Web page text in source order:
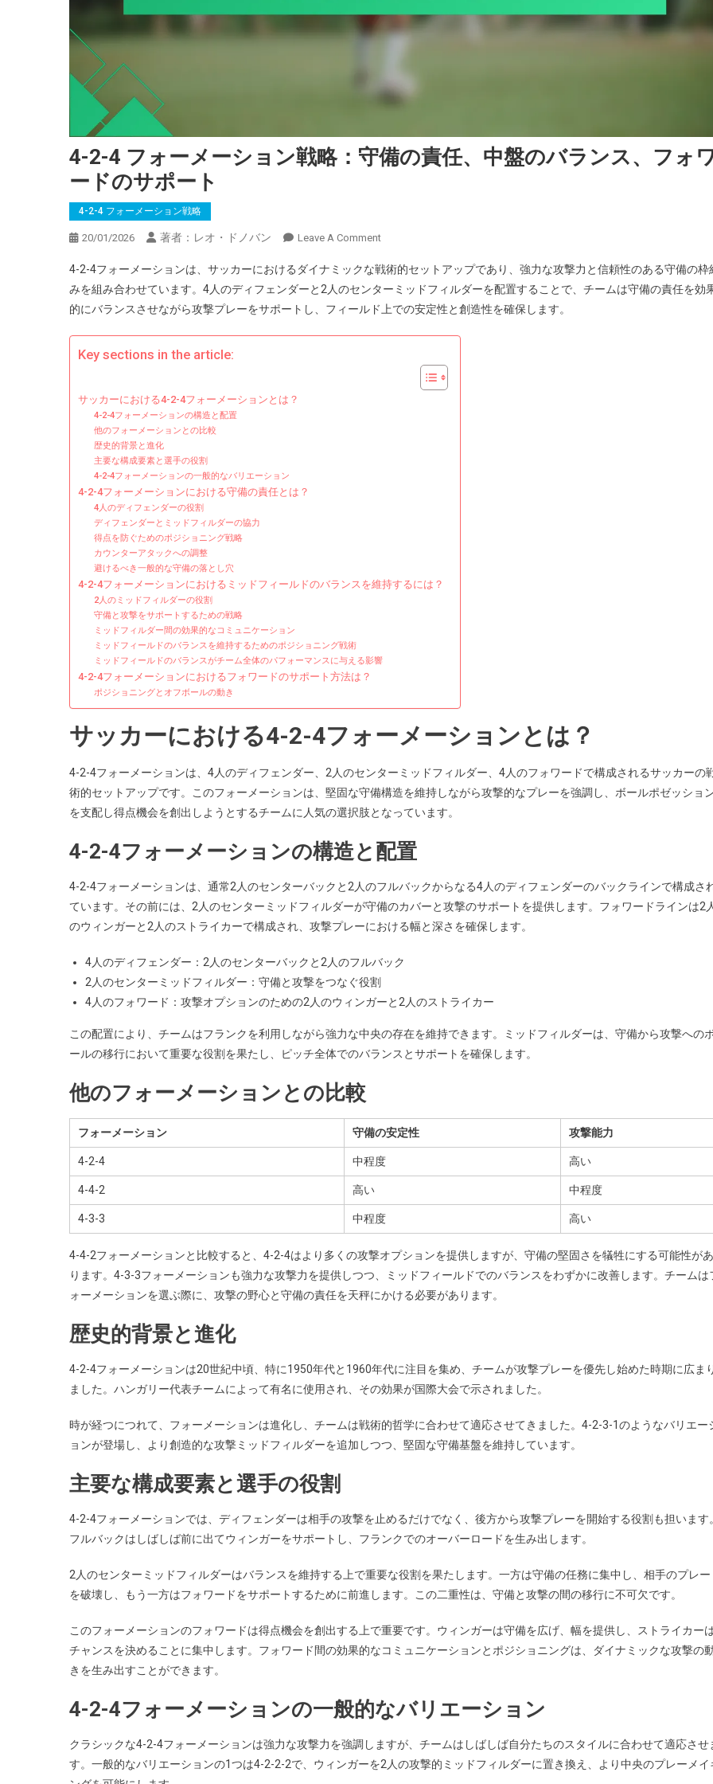
4-2-4 フォーメーション戦略：守備の責任、中盤のバランス、フォワ
ードのサポート
4-2-4 フォーメーション戦略
20/01/2026 著者：レオ・ドノバン Leave A CommentOn
2-
4
フ
中
ラ
ォ
ー
ド
ポ
ー
4-2-4フォーメーションは、サッカーにおけるダイナミックな戦術的セットアップであり、強力な攻撃力と信頼性のある守備の枠
みを組み合わせています。4人のディフェンダーと2人のセンターミッドフィルダーを配置することで、チームは守備の責任を効
的にバランスさせながら攻撃プレーをサポートし、フィールド上での安定性と創造性を確保します。
Key sections in the article:
サッカーにおける4-2-4フォーメーションとは？
4-2-4フォーメーションの構造と配置
他のフォーメーションとの比較
歴史的背景と進化
主要な構成要素と選手の役割
4-2-4フォーメーションの一般的なバリエーション
4-2-4フォーメーションにおける守備の責任とは？
4人のディフェンダーの役割
ディフェンダーとミッドフィルダーの協力
得点を防ぐためのポジショニング戦略
カウンターアタックへの調整
避けるべき一般的な守備の落とし穴
4-2-4フォーメーションにおけるミッドフィールドのバランスを維持するには？
2人のミッドフィルダーの役割
守備と攻撃をサポートするための戦略
ミッドフィルダー間の効果的なコミュニケーション
ミッドフィールドのバランスを維持するためのポジショニング戦術
ミッドフィールドのバランスがチーム全体のパフォーマンスに与える影響
4-2-4フォーメーションにおけるフォワードのサポート方法は？
ポジショニングとオフボールの動き
サッカーにおける4-2-4フォーメーションとは？
4-2-4フォーメーションは、4人のディフェンダー、2人のセンターミッドフィルダー、4人のフォワードで構成されるサッカーの
術的セットアップです。このフォーメーションは、堅固な守備構造を維持しながら攻撃的なプレーを強調し、ボールポゼッショ
を支配し得点機会を創出しようとするチームに人気の選択肢となっています。
4-2-4フォーメーションの構造と配置
4-2-4フォーメーションは、通常2人のセンターバックと2人のフルバックからなる4人のディフェンダーのバックラインで構成さ
ています。その前には、2人のセンターミッドフィルダーが守備のカバーと攻撃のサポートを提供します。フォワードラインは2
のウィンガーと2人のストライカーで構成され、攻撃プレーにおける幅と深さを確保します。
4人のディフェンダー：2人のセンターバックと2人のフルバック
2人のセンターミッドフィルダー：守備と攻撃をつなぐ役割
4人のフォワード：攻撃オプションのための2人のウィンガーと2人のストライカー
この配置により、チームはフランクを利用しながら強力な中央の存在を維持できます。ミッドフィルダーは、守備から攻撃への
ールの移行において重要な役割を果たし、ピッチ全体でのバランスとサポートを確保します。
他のフォーメーションとの比較
フォーメーション 守備の安定性 攻撃能力
4-2-4 中程度 高い
4-4-2 高い 中程度
4-3-3 中程度 高い
4-4-2フォーメーションと比較すると、4-2-4はより多くの攻撃オプションを提供しますが、守備の堅固さを犠牲にする可能性があ
ります。4-3-3フォーメーションも強力な攻撃力を提供しつつ、ミッドフィールドでのバランスをわずかに改善します。チームは
ォーメーションを選ぶ際に、攻撃の野心と守備の責任を天秤にかける必要があります。
歴史的背景と進化
4-2-4フォーメーションは20世紀中頃、特に1950年代と1960年代に注目を集め、チームが攻撃プレーを優先し始めた時期に広ま
ました。ハンガリー代表チームによって有名に使用され、その効果が国際大会で示されました。
時が経つにつれて、フォーメーションは進化し、チームは戦術的哲学に合わせて適応させてきました。4-2-3-1のようなバリエー
ョンが登場し、より創造的な攻撃ミッドフィルダーを追加しつつ、堅固な守備基盤を維持しています。
主要な構成要素と選手の役割
4-2-4フォーメーションでは、ディフェンダーは相手の攻撃を止めるだけでなく、後方から攻撃プレーを開始する役割も担います。
フルバックはしばしば前に出てウィンガーをサポートし、フランクでのオーバーロードを生み出します。
2人のセンターミッドフィルダーはバランスを維持する上で重要な役割を果たします。一方は守備の任務に集中し、相手のプレー
を破壊し、もう一方はフォワードをサポートするために前進します。この二重性は、守備と攻撃の間の移行に不可欠です。
このフォーメーションのフォワードは得点機会を創出する上で重要です。ウィンガーは守備を広げ、幅を提供し、ストライカー
チャンスを決めることに集中します。フォワード間の効果的なコミュニケーションとポジショニングは、ダイナミックな攻撃の
きを生み出すことができます。
4-2-4フォーメーションの一般的なバリエーション
クラシックな4-2-4フォーメーションは強力な攻撃力を強調しますが、チームはしばしば自分たちのスタイルに合わせて適応させ
す。一般的なバリエーションの1つは4-2-2-2で、ウィンガーを2人の攻撃的ミッドフィルダーに置き換え、より中央のプレーメイ